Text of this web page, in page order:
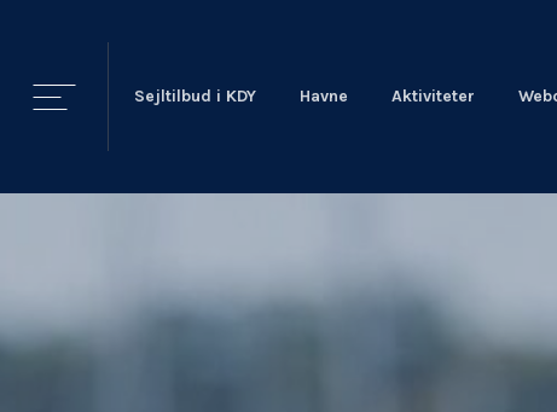
Sejltilbud i KDY Havne Aktiviteter
KDYNyheder
KDYAfdelinger